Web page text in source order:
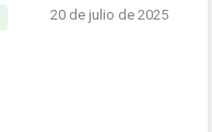
20 de julio de 2025